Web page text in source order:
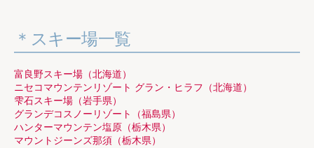
スキー場一覧
富良野スキー場（北海道）
ニセコマウンテンリゾート グラン・ヒラフ（北海道）
雫石スキー場（岩手県）
グランデコスノーリゾート（福島県）
ハンターマウンテン塩原（栃木県）
マウントジーンズ那須（栃木県）